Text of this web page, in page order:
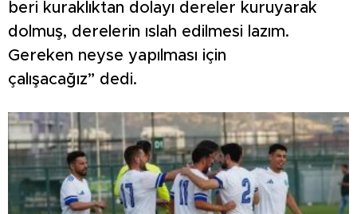
beri kuraklıktan dolayı dereler kuruyarak
dolmuş, derelerin ıslah edilmesi lazım.
Gereken neyse yapılması için
çalışacağız” dedi.